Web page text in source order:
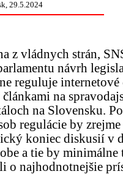
29.5.2024
z vládnych strán,
návrh
reguluje internetové
článkami na
na Slovensku.
regulácie by zrejme
koniec diskusií v
a tie by minimálne
o najhodnotnejšie